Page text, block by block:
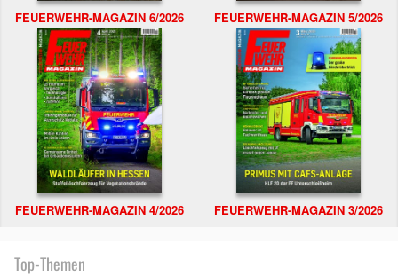
FEUERWEHR-MAGAZIN 6/2026 FEUERWEHR-MAGAZIN 5/2026
FEUERWEHR-MAGAZIN 4/2026 FEUERWEHR-MAGAZIN 3/2026
Top-Themen